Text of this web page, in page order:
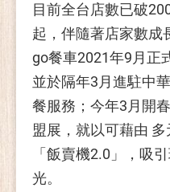
目前全台店數已破
起，伴隨著店家數成
go餐車2021年9月正
並於隔年3月進駐中
餐服務；今年3月開
盟展，就以可藉由
「飯賣機2.0」，吸
光。